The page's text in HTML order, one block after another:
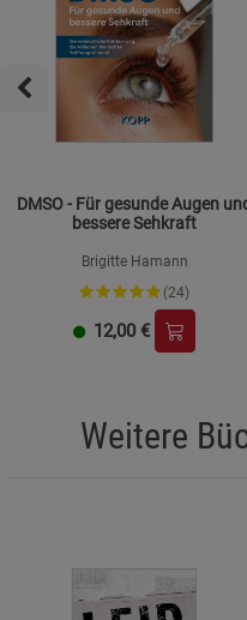
DMSO - Für gesunde Augen
bessere Sehkraft
Brigitte Hamann
(24)
12,00 €
Weitere